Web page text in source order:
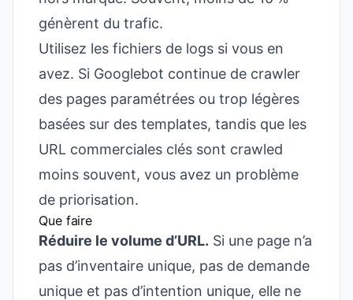
génèrent du trafic.
Utilisez les fichiers de logs si vous en
avez. Si Googlebot continue de crawler
des pages paramétrées ou trop légères
basées sur des templates, tandis que les
URL commerciales clés sont crawled
moins souvent, vous avez un problème
de priorisation.
Que faire
Réduire le volume d’URL. Si une page n’a
pas d’inventaire unique, pas de demande
unique et pas d’intention unique, elle ne